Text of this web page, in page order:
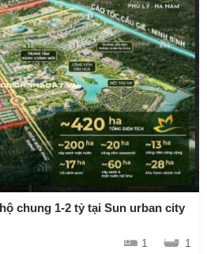
chung 1-2 tỷ tại Sun urban city
1 1